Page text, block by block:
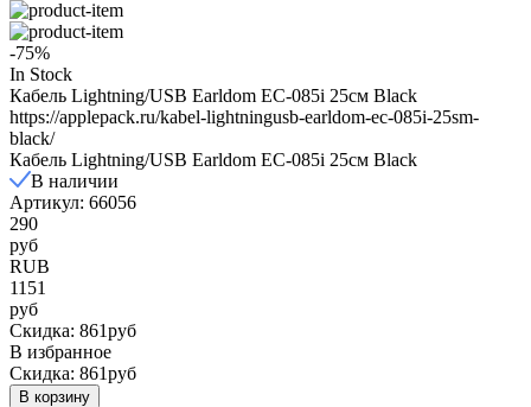
-75%
In Stock
Кабель Lightning/USB Earldom EC-085i 25см Black
https://applepack.ru/kabel-lightningusb-earldom-ec-085i-25sm-
black/
Кабель Lightning/USB Earldom EC-085i 25см Black
В наличии
Артикул: 66056
290
руб
RUB
1151
руб
Скидка: 861руб
В избранное
Скидка: 861руб
В корзину